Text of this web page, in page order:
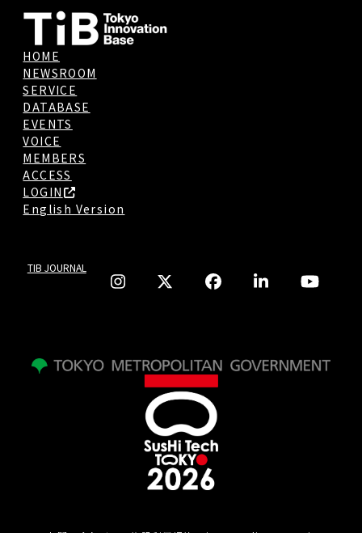
HOME
NEWSROOM
SERVICE
DATABASE
EVENTS
VOICE
MEMBERS
ACCESS
LOGIN
English Version
TIB JOURNAL